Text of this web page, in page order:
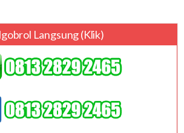
Langsung (klik)